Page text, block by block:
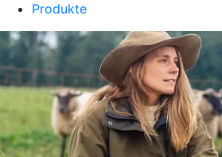
Produkte